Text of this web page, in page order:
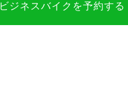
ビジネスバイクを予約する